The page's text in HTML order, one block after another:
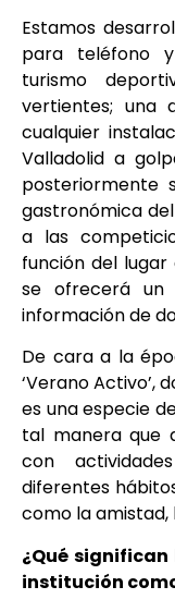
Estamos
para teléfono
turismo
vertientes; una
cualquier
Valladolid a
posteriormente
gastronómica
a las
función del
se ofrecerá
información de
De cara a la
‘Verano Activo’,
es una especie
tal manera que
con
diferentes
como la amistad,
¿Qué
institución